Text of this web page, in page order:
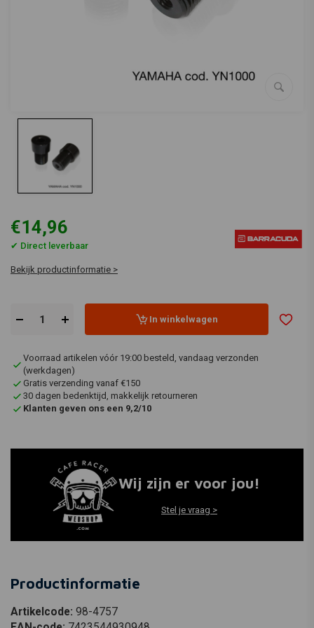
€14,96
✔ Direct leverbaar
Bekijk productinformatie >
In winkelwagen
Voorraad artikelen vóór 19:00 besteld, vandaag verzonden
(werkdagen)
Gratis verzending vanaf €150
30 dagen bedenktijd, makkelijk retourneren
Klanten geven ons een 9,2/10
Wij zijn er voor jou!
Stel je vraag >
Productinformatie
Artikelcode: 98-4757